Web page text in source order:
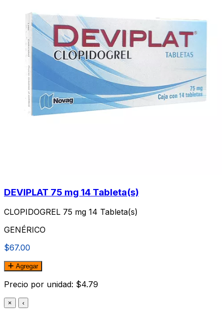
DEVIPLAT 75 mg 14 Tableta(s)
CLOPIDOGREL 75 mg 14 Tableta(s)
GENÉRICO
$67.00
Agregar
Precio por unidad: $4.79
× ‹